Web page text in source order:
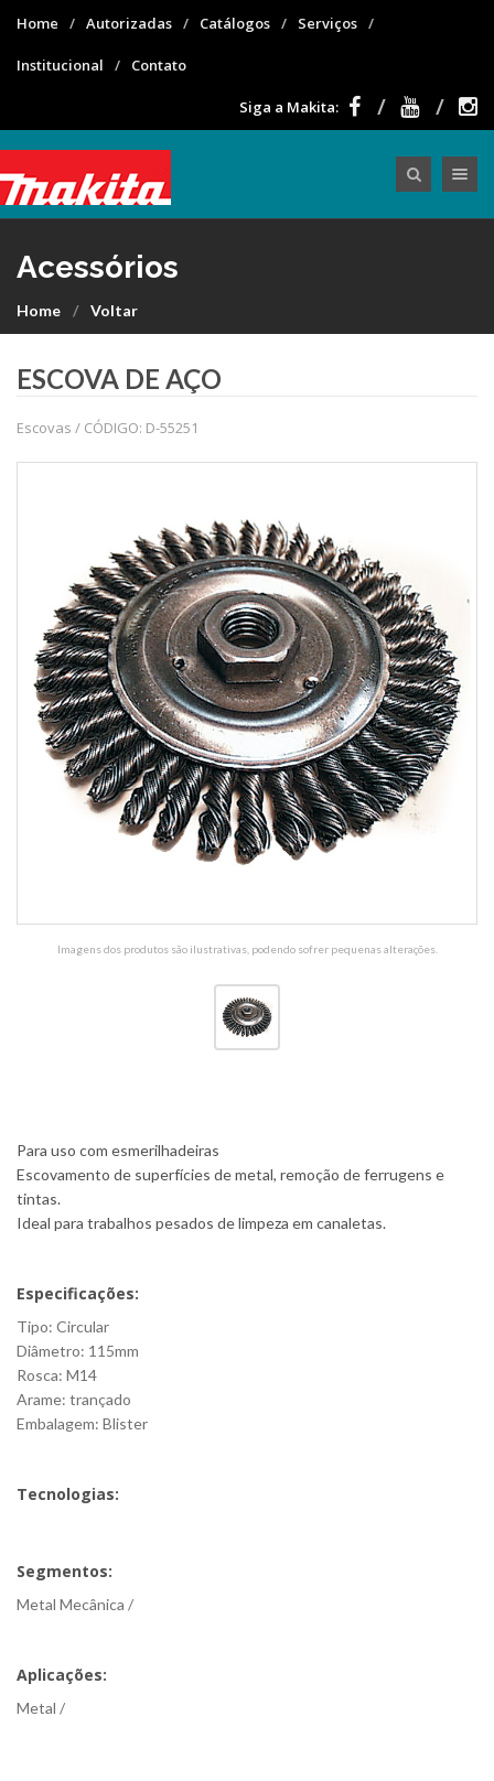
Home Autorizadas Catálogos Serviços
Institucional Contato
Siga a Makita:
Acessórios
Home Voltar
ESCOVA DE AÇO
Escovas / CÓDIGO: D-55251
Imagens dos produtos são ilustrativas, podendo sofrer pequenas alterações.
Para uso com esmerilhadeiras
Escovamento de superfícies de metal, remoção de ferrugens e
tintas.
Ideal para trabalhos pesados de limpeza em canaletas.
Especificações:
Tipo: Circular
Diâmetro: 115mm
Rosca: M14
Arame: trançado
Embalagem: Blister
Tecnologias:
Segmentos:
Metal Mecânica /
Aplicações:
Metal /